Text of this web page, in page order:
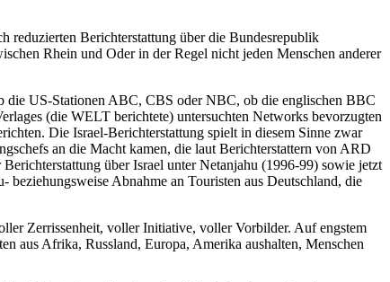
reduzierten Berichterstattung über die Bundesrepublik
Rhein und Oder in der Regel nicht jeden Menschen anderer
die US-Stationen ABC, CBS oder NBC, ob die englischen BBC
(die WELT berichtete) untersuchten Networks bevorzugten
Die Israel-Berichterstattung spielt in diesem Sinne zwar
an die Macht kamen, die laut Berichterstattern von ARD
über Israel unter Netanjahu (1996-99) sowie jetzt
Abnahme an Touristen aus Deutschland, die
Zerrissenheit, voller Initiative, voller Vorbilder. Auf engstem
aus Afrika, Russland, Europa, Amerika aushalten, Menschen